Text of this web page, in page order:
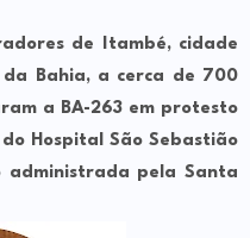
de Itambé, cidade
Bahia, a cerca de 700
a BA-263 em protesto
Hospital São Sebastião
administrada pela Santa